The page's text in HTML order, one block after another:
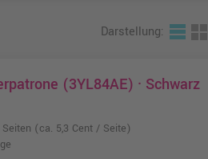
Darstellung:
(3YL84AE) · Schwarz
(ca. 5,3 Cent / Seite)